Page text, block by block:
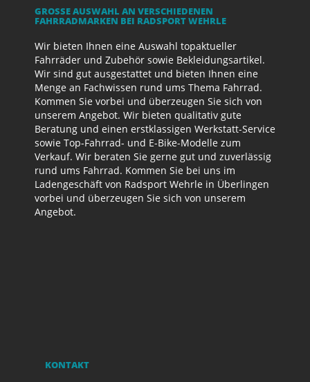
GROSSE AUSWAHL AN VERSCHIEDENEN F
AHRRADMARKEN BEI RADSPORT WEHRLE
Wir bieten Ihnen eine Auswahl topaktueller
Fahrräder und Zubehör sowie Bekleidungsartikel.
Wir sind gut ausgestattet und bieten Ihnen eine
Menge an Fachwissen rund ums Thema Fahrrad.
Kommen Sie vorbei und überzeugen Sie sich von
unserem Angebot. Wir bieten qualitativ gute
Beratung und einen erstklassigen Werkstatt-Service
sowie Top-Fahrrad- und E-Bike-Modelle zum
Verkauf. Wir beraten Sie gerne gut und zuverlässig
rund ums Fahrrad. Kommen Sie bei uns im
Ladengeschäft von Radsport Wehrle in Überlingen
vorbei und überzeugen Sie sich von unserem
Angebot.
KONTAKT